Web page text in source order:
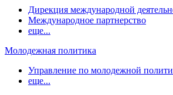
Дирекция международной
Международное партнерство
еще...
Молодежная политика
Управление по молодежной
еще...